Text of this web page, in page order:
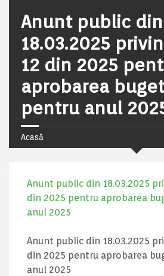
Anunt public din
18.03.2025
12 din 2025
aprobarea
pentru anul
Acasă
Anunt public din 18.03.2025
din 2025 pentru aprobarea
anul 2025
Anunt public din 18.03.2025
din 2025 pentru aprobarea
anul 2025